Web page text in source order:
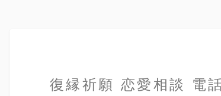
復縁祈願 恋愛相談 電